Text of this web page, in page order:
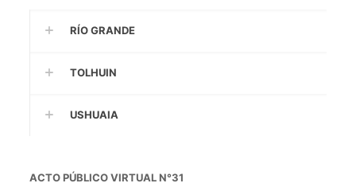
RÍO GRANDE
TOLHUIN
USHUAIA
ACTO PÚBLICO VIRTUAL N°31